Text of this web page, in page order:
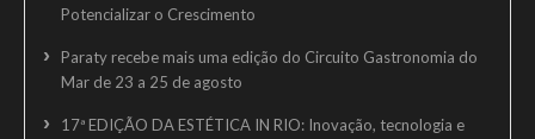
Potencializar o Crescimento
Paraty recebe mais uma edição do Circuito Gastronomia do
Mar de 23 a 25 de agosto
17ª EDIÇÃO DA ESTÉTICA IN RIO: Inovação, tecnologia e